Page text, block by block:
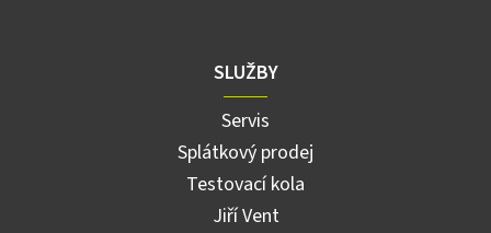
SLUŽBY
Servis
Splátkový prodej
Testovací kola
Jiří Vent